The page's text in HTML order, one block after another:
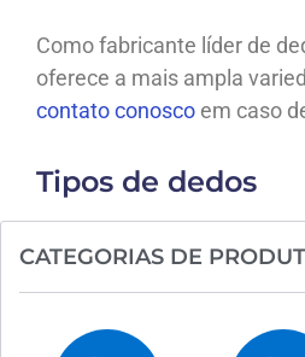
Como fabricante líder de
oferece a mais ampla
contato conosco em caso
Tipos de dedos
CATEGORIAS DE